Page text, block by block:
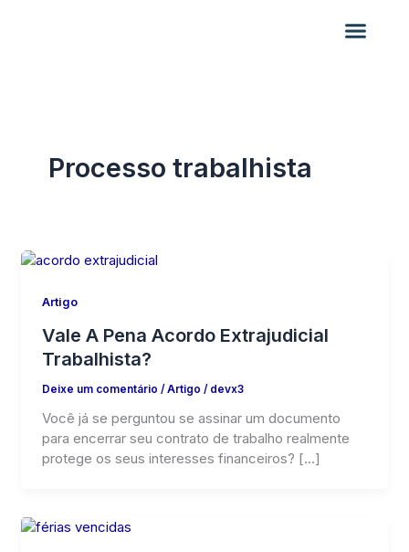
Processo trabalhista
Artigo
Vale A Pena Acordo Extrajudicial
Trabalhista?
Deixe um comentário / Artigo / devx3
Você já se perguntou se assinar um documento
para encerrar seu contrato de trabalho realmente
protege os seus interesses financeiros? […]